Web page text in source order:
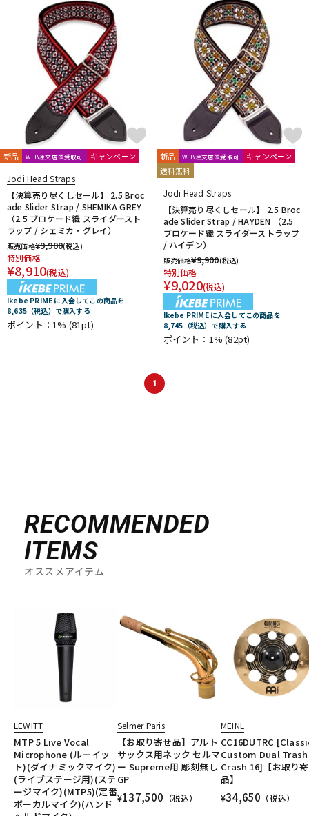
新品 WEB注文店頭受取可 キャンペーン
Jodi Head Straps
【決算売り尽くしセール】 2.5 Broc
ade Slider Strap / SHEMIKA GREY
（2.5 ブロケード織 スライダースト
ラップ / シェミカ・グレイ）
販売価格¥9,900(税込)
特別価格
¥8,910(税込)
Ikebe PRIME に入会してこの商品を
8,635（税込）で購入する
ポイント：1% (81pt)
新品 WEB注文店頭受取可
キャンペーン
送料無料
Jodi Head Straps
【決算売り尽くしセール】 2.5 Broc
ade Slider Strap / HAYDEN （2.5
ブロケード織 スライダーストラップ
/ ハイデン）
販売価格¥9,900(税込)
特別価格
¥9,020(税込)
Ikebe PRIME に入会してこの商品を
8,745（税込）で購入する
ポイント：1%(82pt)
1
RECOMMENDED
ITEMS
オススメアイテム
LEWITT
MTP 5 Live Vocal
Microphone (ルーイッ
ト)(ダイナミックマイク)
(ライブステージ用)(ステ
ージマイク)(MTP5)(定番
ボーカルマイク)(ハンド
Selmer Paris
【お取り寄せ品】アルト
サックス用ネック セルマ
ー Supreme用 彫刻無し
GP
¥137,500 （税込）
MEINL
CC16DUTRC
Custom Dual Trash
Crash 16]【お取り
品】
¥34,650 （税込）